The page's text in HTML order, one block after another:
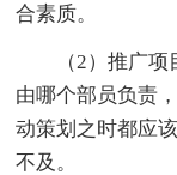
合素质。
（2）推广项目
由哪个部员负责
动策划之时都应
不及。